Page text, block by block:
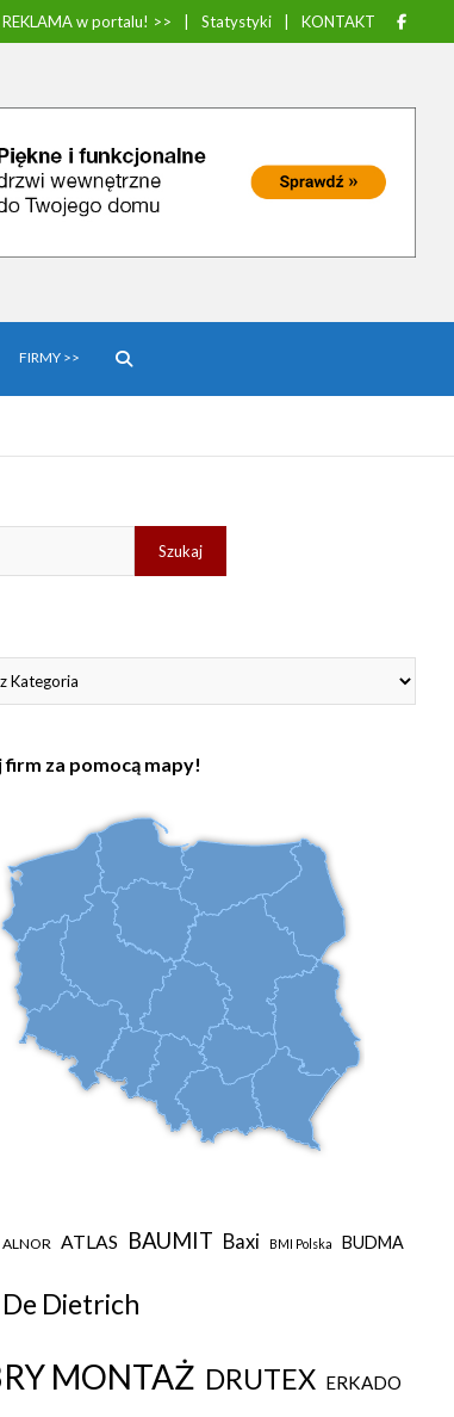
REKLAMA w portalu! >> Statystyki KONTAKT
FIRMY >>
Szukaj
firm za pomocą mapy!
ALNOR ATLAS BAUMIT Baxi BMI Polska BUDMA
De Dietrich
MONTAŻ DRUTEX ERKADO